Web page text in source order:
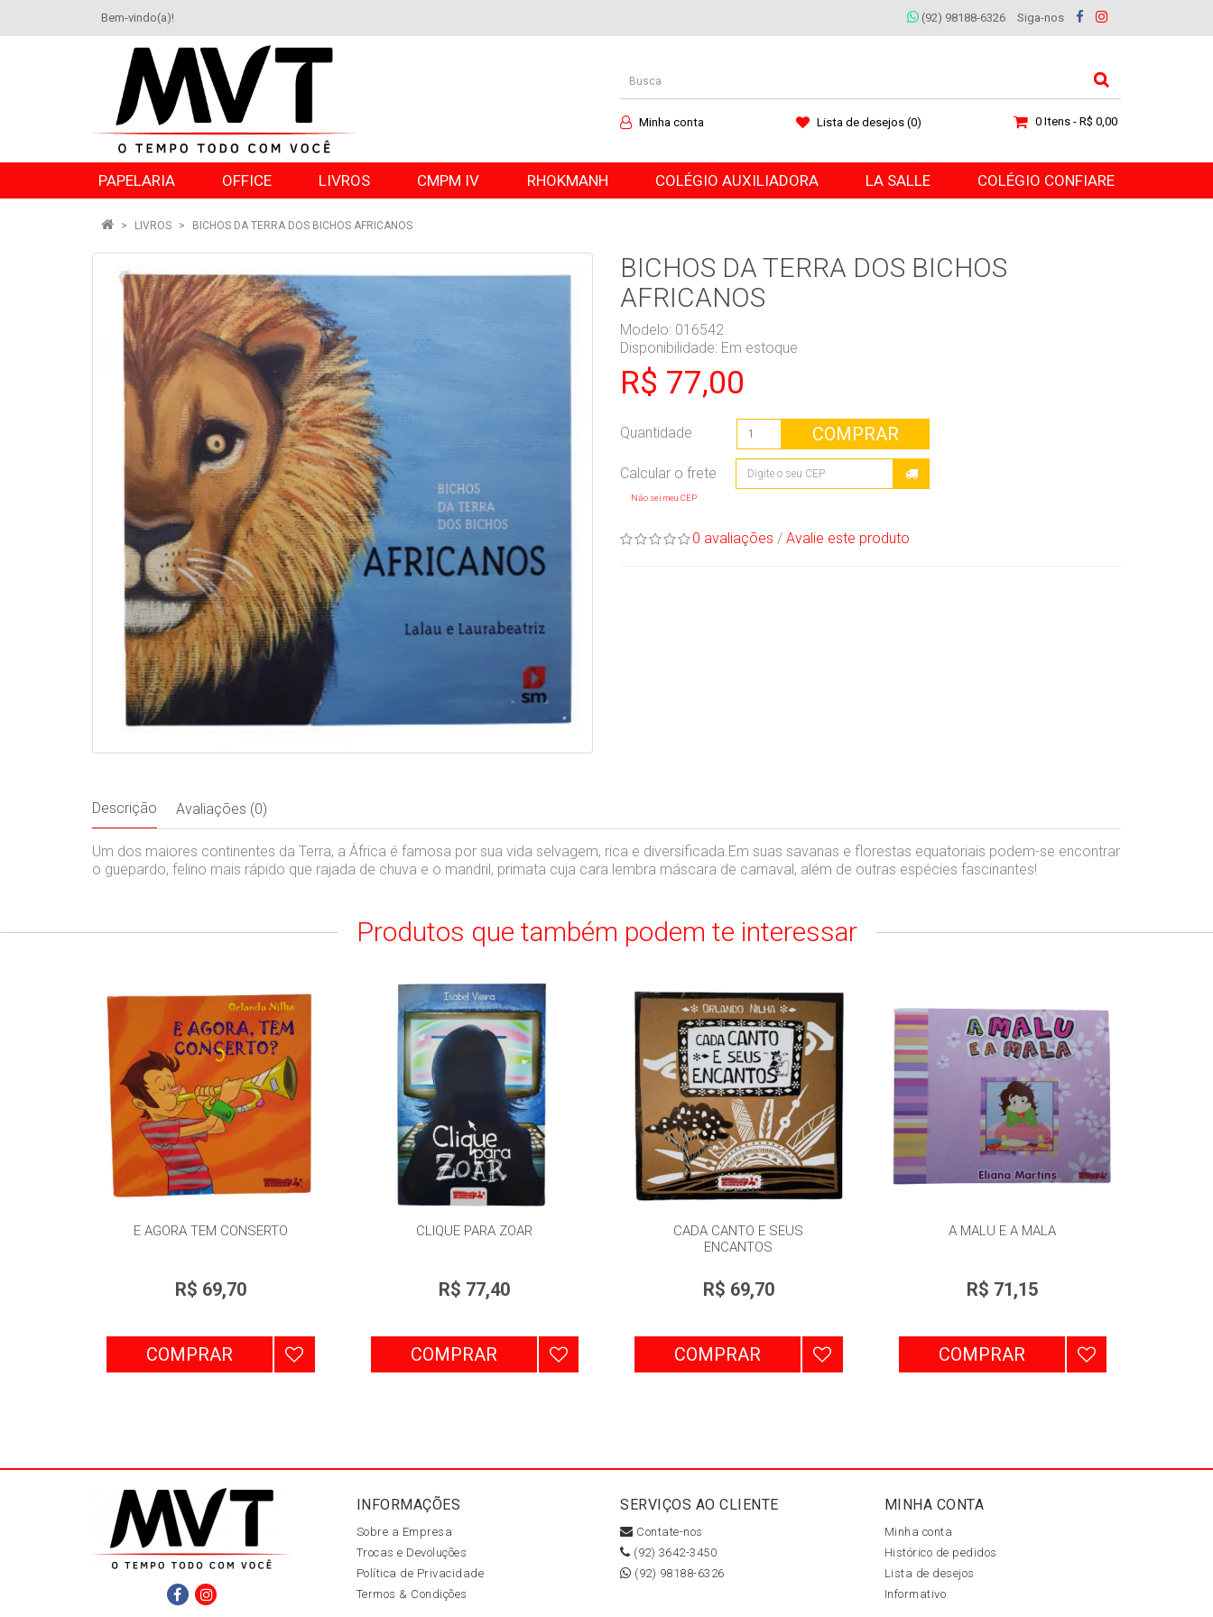
Bem-vindo(a)! (92) 98188-6326 Siga-nos
Minha conta Lista de desejos (0) 0 Itens - R$ 0,00
PAPELARIA OFFICE LIVROS CMPM IV RHOKMANH COLÉGIO AUXILIADORA LA SALLE COLÉGIO CONFIARE
LIVROS BICHOS DA TERRA DOS BICHOS AFRICANOS
BICHOS DA TERRA DOS BICHOS
AFRICANOS
Modelo: 016542
Disponibilidade: Em estoque
R$ 77,00
Quantidade COMPRAR
Não sei meu CEP
0 avaliações / Avalie este produto
Descrição Avaliações (0)
Um dos maiores continentes da Terra, a África é famosa por sua vida selvagem, rica e diversificada.Em suas savanas e florestas equatoriais podem-se encontrar
o guepardo, felino mais rápido que rajada de chuva e o mandril, primata cuja cara lembra máscara de carnaval, além de outras espécies fascinantes!
Produtos que também podem te interessar
E AGORA TEM CONSERTO
R$ 69,70
COMPRAR
CLIQUE PARA ZOAR
R$ 77,40
COMPRAR
CADA CANTO E SEUS
ENCANTOS
R$ 69,70
COMPRAR
A MALU E A MALA
R$ 71,15
COMPRAR
INFORMAÇÕES
Sobre a Empresa
Trocas e Devoluções
Política de Privacidade
Termos & Condições
SERVIÇOS AO CLIENTE
Contate-nos
(92) 3642-3450
(92) 98188-6326
MINHA CONTA
Minha conta
Histórico de pedidos
Lista de desejos
Informativo